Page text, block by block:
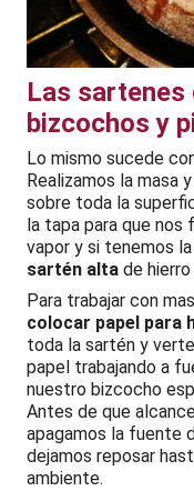
Las sartenes
bizcochos y
Lo mismo sucede
Realizamos la masa
sobre toda la
la tapa para que nos
vapor y si tenemos
sartén alta de
Para trabajar con
colocar papel para
toda la sartén y
papel trabajando a
nuestro bizcocho
Antes de que
apagamos la fuente
dejamos reposar
ambiente.